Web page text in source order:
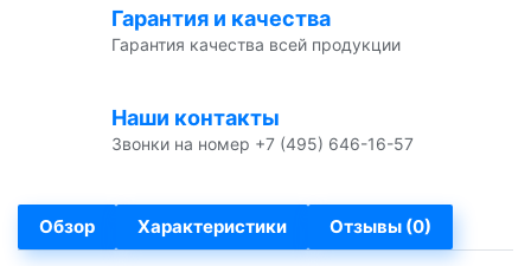
Гарантия и качества
Гарантия качества всей продукции
Наши контакты
Звонки на номер +7 (495) 646-16-57
Обзор Характеристики Отзывы (0)